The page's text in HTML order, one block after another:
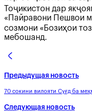
Тоҷикистон дар
«Пайравони Пешвои
созмони «Бозиҳои
мебошанд.
Предыдущая новость
70 сокини вилояти Суғд ба
Следующая новость